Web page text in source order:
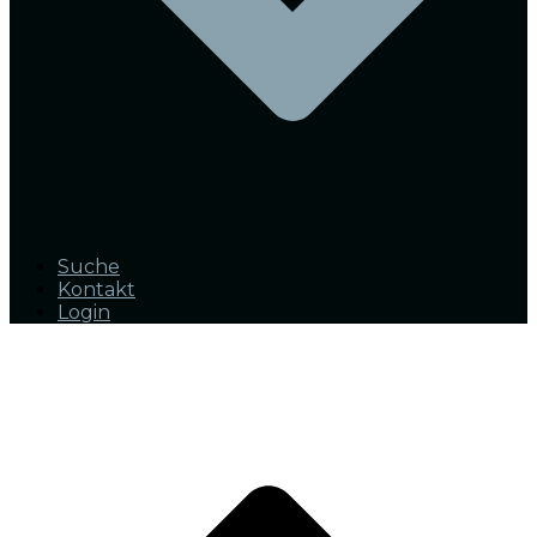
Suche
Kontakt
Login